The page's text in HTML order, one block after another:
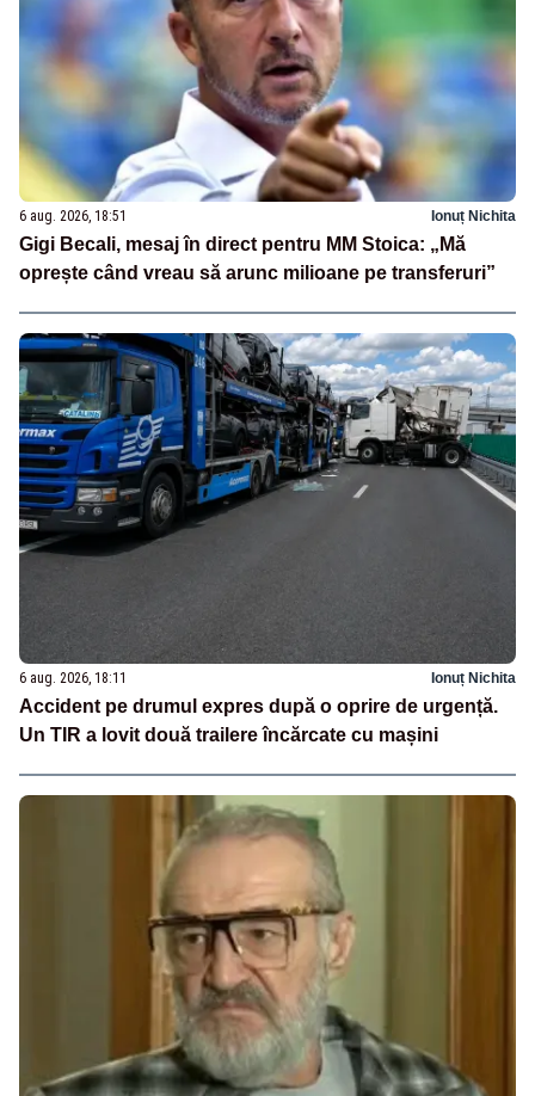
6 aug. 2026, 18:51 Ionuț Nichita
Gigi Becali, mesaj în direct pentru MM Stoica: „Mă
oprește când vreau să arunc milioane pe transferuri”
6 aug. 2026, 18:11 Ionuț Nichita
Accident pe drumul expres după o oprire de urgență.
Un TIR a lovit două trailere încărcate cu mașini